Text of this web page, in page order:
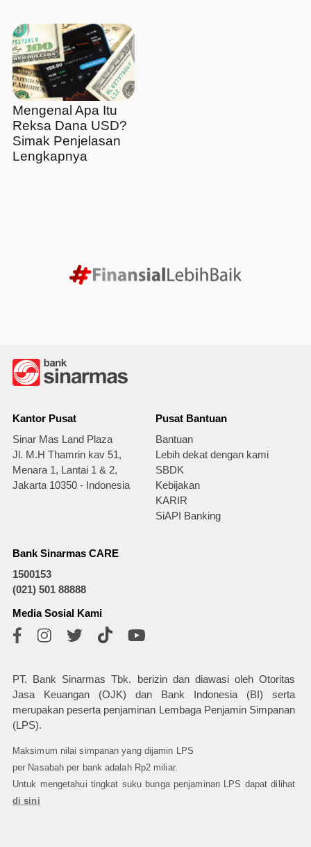
Mengenal Apa Itu
Reksa Dana USD?
Simak Penjelasan
Lengkapnya
Kantor Pusat
Sinar Mas Land Plaza
Jl. M.H Thamrin kav 51,
Menara 1, Lantai 1 & 2,
Jakarta 10350 - Indonesia
Pusat Bantuan
Bantuan
Lebih dekat dengan kami
SBDK
Kebijakan
KARIR
SiAPI Banking
Bank Sinarmas CARE
1500153
(021) 501 88888
Media Sosial Kami
PT. Bank Sinarmas Tbk. berizin dan diawasi oleh Otoritas
Jasa Keuangan (OJK) dan Bank Indonesia (BI) serta
merupakan peserta penjaminan Lembaga Penjamin Simpanan
(LPS).
Maksimum nilai simpanan yang dijamin LPS
per Nasabah per bank adalah Rp2 miliar.
Untuk mengetahui tingkat suku bunga penjaminan LPS dapat dilihat
di sini